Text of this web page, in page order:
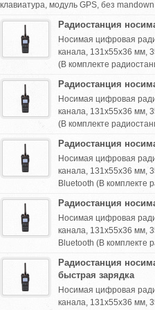
клавиатура, модуль GPS, без
Радиостанция
Носимая цифровая
канала, 131х55х36 мм,
(В комплекте
Радиостанция
Носимая цифровая
канала, 131х55х36 мм,
(В комплекте
Радиостанция
Носимая цифровая
канала, 131х55х36 мм,
Bluetooth (В комплекте
Радиостанция
Носимая цифровая
канала, 131х55х36 мм,
Bluetooth (В комплекте
Радиостанция
быстрая зарядка
Носимая цифровая
канала, 131х55х36 мм,